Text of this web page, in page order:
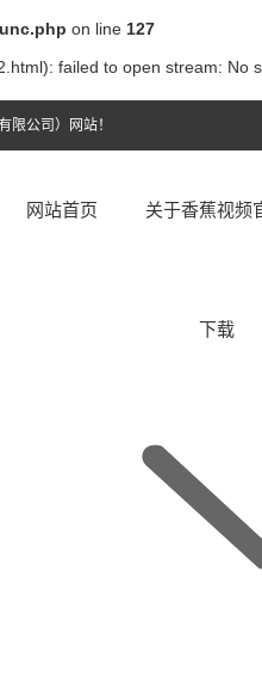
on line 127
failed to open stream: No
限公司）网站！
网站首页 关于香蕉视频
下载